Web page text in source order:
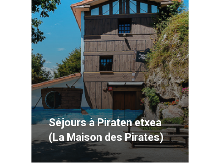
Séjours à Piraten etxea
(La Maison des Pirates)